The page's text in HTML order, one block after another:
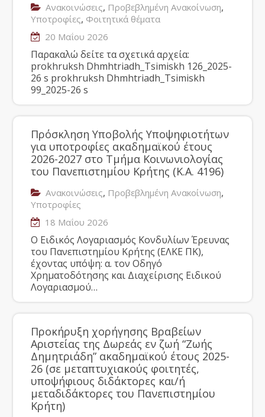
Ανακοινώσεις, Προβεβλημένη Ανακοίνωση,
Υποτροφίες, Φοιτητικά θέματα
20 Μαΐου 2026
Παρακαλώ δείτε τα σχετικά αρχεία:
prokhruksh Dhmhtriadh_Tsimiskh 126_2025-
26 s prokhruksh Dhmhtriadh_Tsimiskh
99_2025-26 s
Πρόσκληση Υποβολής Υποψηφιοτήτων
για υποτροφίες ακαδημαϊκού έτους
2026-2027 στο Τμήμα Κοινωνιολογίας
του Πανεπιστημίου Κρήτης (Κ.Α. 4196)
Ανακοινώσεις, Προβεβλημένη Ανακοίνωση,
Υποτροφίες
18 Μαΐου 2026
Ο Ειδικός Λογαριασμός Κονδυλίων Έρευνας
του Πανεπιστημίου Κρήτης (ΕΛΚΕ ΠΚ),
έχοντας υπόψη: α. τον Οδηγό
Χρηματοδότησης και Διαχείρισης Ειδικού
Λογαριασμού…
Προκήρυξη χορήγησης Βραβείων
Αριστείας της Δωρεάς εν ζωή “Ζωής
Δημητριάδη” ακαδημαϊκού έτους 2025-
26 (σε μεταπτυχιακούς φοιτητές,
υποψήφιους διδάκτορες και/ή
μεταδιδάκτορες του Πανεπιστημίου
Κρήτη)